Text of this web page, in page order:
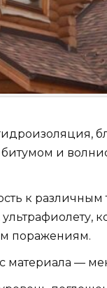
и
к
поражениям.
материала —